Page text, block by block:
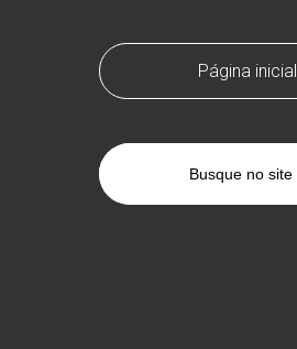
Página inicial